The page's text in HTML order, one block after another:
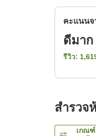
คะแนนจ
ดีมาก
รีวิว:
สำรวจ
เกณ